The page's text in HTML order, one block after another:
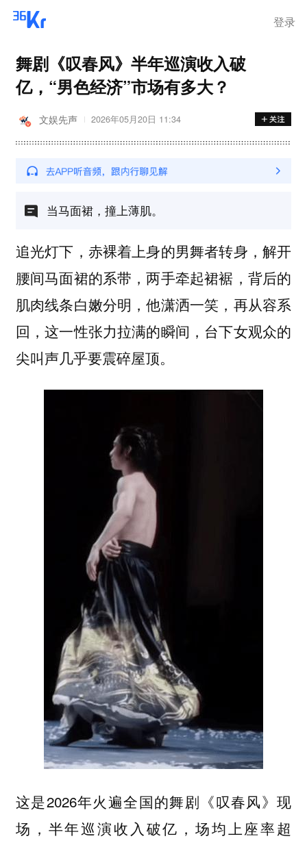
登录
舞剧《叹春风》半年巡演收入破
亿，“男色经济”市场有多大？
文娱先声 2026年05月20日 11:34
当马面裙，撞上薄肌。
追光灯下，赤裸着上身的男舞者转身，解开
腰间马面裙的系带，两手牵起裙裾，背后的
肌肉线条白嫩分明，他潇洒一笑，再从容系
回，这一性张力拉满的瞬间，台下女观众的
尖叫声几乎要震碎屋顶。
这是2026年火遍全国的舞剧《叹春风》现
场，半年巡演收入破亿，场均上座率超